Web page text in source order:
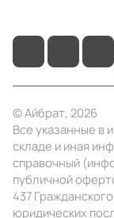
© Айбрат, 2026
Все указанные в
складе и иная
справочный
публичной
437
юридических